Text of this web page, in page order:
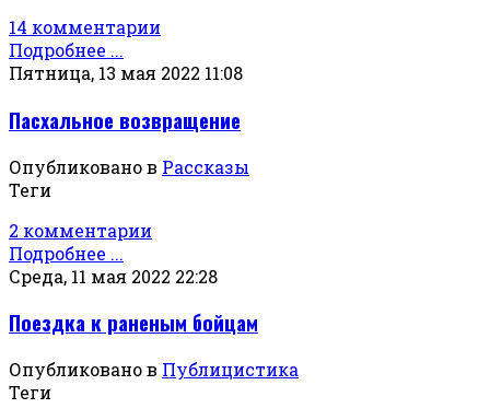
14 комментарии
Подробнее ...
Пятница, 13 мая 2022 11:08
Пасхальное возвращение
Опубликовано в Рассказы
Теги
2 комментарии
Подробнее ...
Среда, 11 мая 2022 22:28
Поездка к раненым бойцам
Опубликовано в Публицистика
Теги